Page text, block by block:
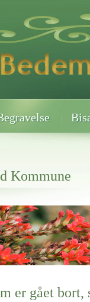
Kommune
gælder
er gået bort,